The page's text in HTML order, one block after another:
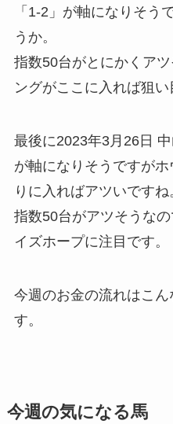
「1-2」が軸になりそう
うか。
指数50台がとにかくア
ングがここに入れば狙い
最後に2023年3月26日
が軸になりそうですが
りに入ればアツいですね
指数50台がアツそうな
イズホープに注目です。
今週のお金の流れはこ
す。
今週の気になる馬